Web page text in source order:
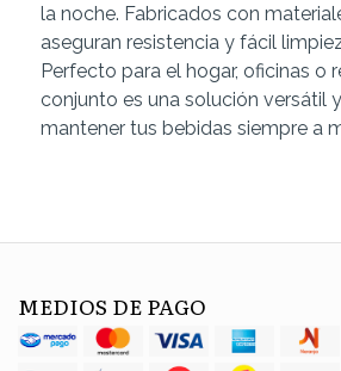
la noche. Fabricados con
aseguran resistencia y fácil
Perfecto para el hogar, oficinas o
conjunto es una solución versátil
mantener tus bebidas siempre a
MEDIOS DE PAGO